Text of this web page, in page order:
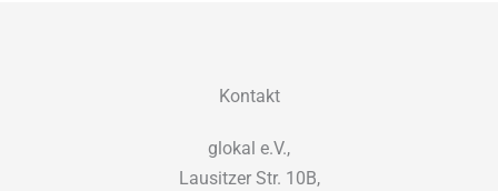
Kontakt
glokal e.V.,
Lausitzer Str. 10B,